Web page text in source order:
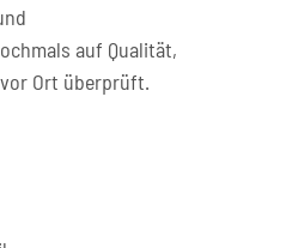
auf Qualität,
Ort überprüft.